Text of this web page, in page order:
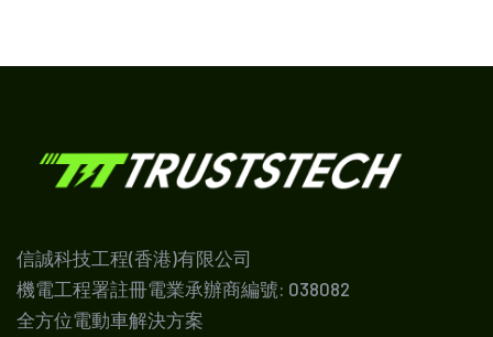
信誠科技工程(香港)有限公司
機電工程署註冊電業承辦商編號: 038082
全方位電動車解決方案